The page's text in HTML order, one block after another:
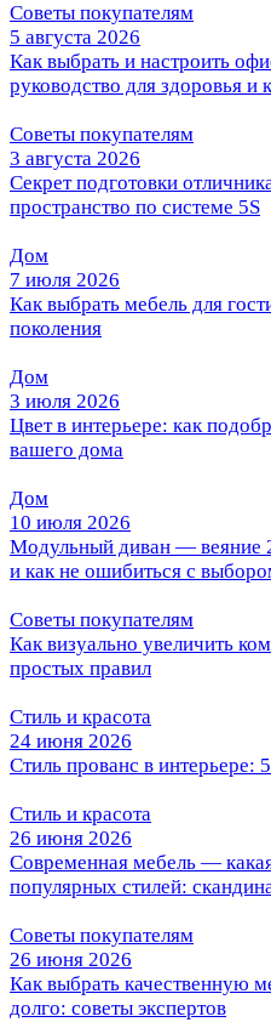
Советы покупателям
5 августа 2026
Как выбрать и настроить
руководство для здоровья и
Советы покупателям
3 августа 2026
Секрет подготовки
пространство по системе 5S
Дом
7 июля 2026
Как выбрать мебель для
поколения
Дом
3 июля 2026
Цвет в интерьере: как
вашего дома
Дом
10 июля 2026
Модульный диван — веяние
и как не ошибиться с
Советы покупателям
Как визуально увеличить
простых правил
Стиль и красота
24 июня 2026
Стиль прованс в интерьере:
Стиль и красота
26 июня 2026
Современная мебель —
популярных стилей:
Советы покупателям
26 июня 2026
Как выбрать качественную
долго: советы экспертов